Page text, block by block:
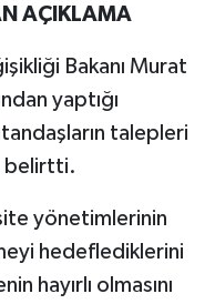
AÇIKLAMA
Bakanı Murat
yaptığı
talepleri
belirtti.
yönetimlerinin
hedeflediklerini
hayırlı olmasını